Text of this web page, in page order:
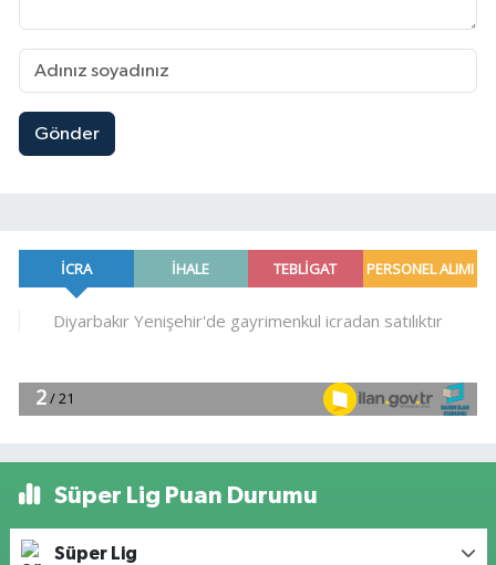
Gönder
Süper Lig Puan Durumu
Süper Lig